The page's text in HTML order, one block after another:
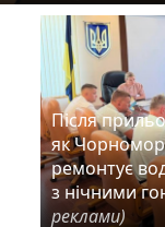
Після
як
ремонтує
з нічними
реклами)